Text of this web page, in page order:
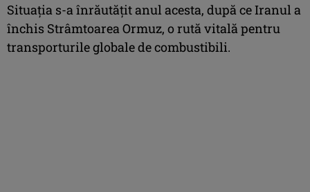
Situaţia s-a înrăutăţit anul acesta, după ce Iranul a
închis Strâmtoarea Ormuz, o rută vitală pentru
transporturile globale de combustibili.